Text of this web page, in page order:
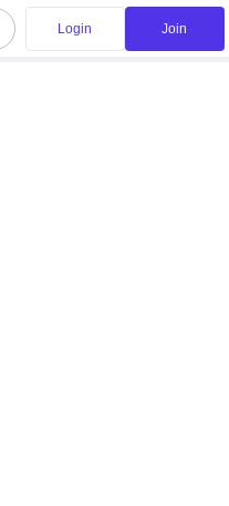
Login Join